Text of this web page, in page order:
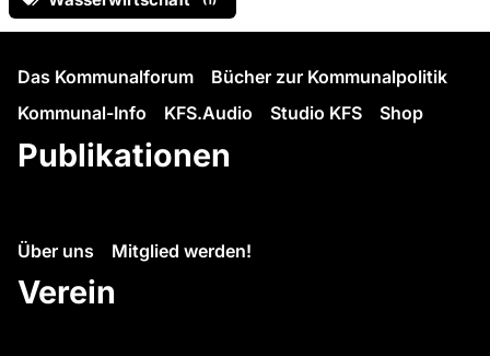
Das Kommunalforum
Bücher zur Kommunalpolitik
Kommunal-Info
KFS.Audio Studio KFS Shop
Publikationen
Über uns Mitglied werden!
Verein